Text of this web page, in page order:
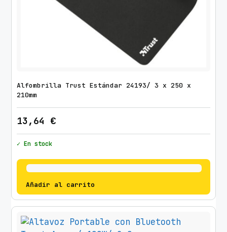
Alfombrilla Trust Estándar 24193/ 3 x 250 x
210mm
13,64 €
✓ En stock
Añadir al carrito